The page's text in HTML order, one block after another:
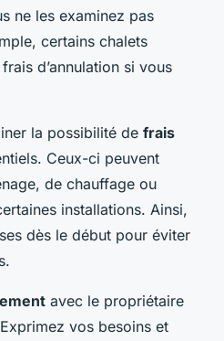
ne les examinez pas
certains chalets
d’annulation si vous
la possibilité de frais
Ceux-ci peuvent
de chauffage ou
installations. Ainsi,
dès le début pour éviter
avec le propriétaire
vos besoins et